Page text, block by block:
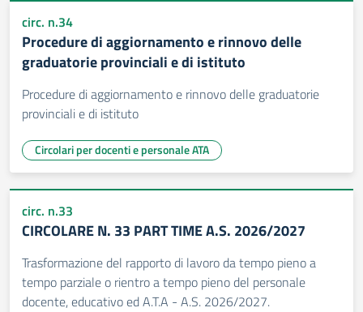
circ. n.34
Procedure di aggiornamento e rinnovo delle
graduatorie provinciali e di istituto
Procedure di aggiornamento e rinnovo delle graduatorie
provinciali e di istituto
Circolari per docenti e personale ATA
circ. n.33
CIRCOLARE N. 33 PART TIME A.S. 2026/2027
Trasformazione del rapporto di lavoro da tempo pieno a
tempo parziale o rientro a tempo pieno del personale
docente, educativo ed A.T.A - A.S. 2026/2027.